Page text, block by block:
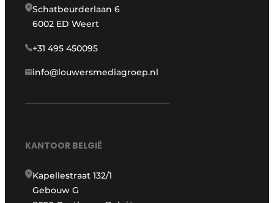
Schatbeurderlaan 6
6002 ED Weert
+31 495 450095
info@louwersmediagroep.nl
KANTOOR BELGIË
Kapellestraat 132/1
Gebouw G